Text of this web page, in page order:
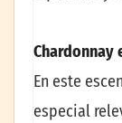
Chardonnay
En este
especial